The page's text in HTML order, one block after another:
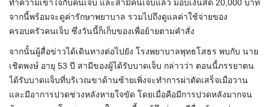
ทำความเข้าใจกับคนเจ็บ และสามีคนเจ็บแล้ว มอบเงินสด 20,000 บาท
จากนี้พร้อมจะดูค่ารักษาพยาบาล รวมไปถึงดูแลค่าใช้จ่ายของ
ครอบครัวคนเจ็บ ซึ่งวันนี้ก็เก็บของเพื่อย้ายตามคำสั่ง
จากนั้นผู้สื่อข่าวได้เดินทางต่อไปยัง โรงพยาบาลพุทธโสธร พบกับ นาย
เชิดพงษ์ อายุ 53 ปี สามีของผู้ได้รับบาดเจ็บ กล่าวว่า ตอนนี้ภรรยาตน
ได้รับบาดแจ็บที่บริเวณขาด้านซ้ายเพิ่งจะทำการผ่าตัดเสร็จเมื่อวาน
และมีอาการปวดช่วงหลังหายใจขัด โดยเมื่อคือมีการปวดหลังมากจน